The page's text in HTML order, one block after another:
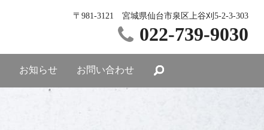
〒981-3121 宮城県仙台市泉区上谷刈5-2-3-303
022-739-9030
お知らせ お問い合わせ